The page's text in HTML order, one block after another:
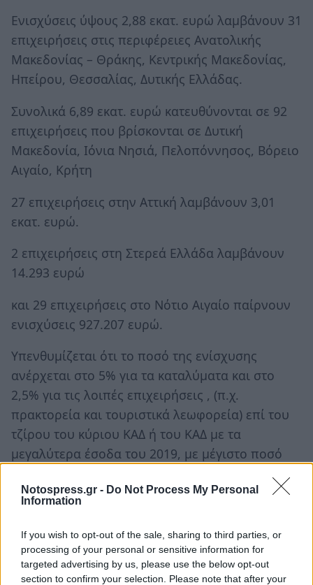
Notospress.gr - Do Not Process My Personal
Information
If you wish to opt-out of the sale, sharing to third parties, or
processing of your personal or sensitive information for
targeted advertising by us, please use the below opt-out
section to confirm your selection. Please note that after your
Ενισχύσεις ύψους 2,88 εκατ. ευρώ λαμβάνουν 31
επιχειρήσεις στις περιφέρειες Ανατολικής
Μακεδονίας – Θράκης, Κεντρικής Μακεδονίας,
Ηπείρου, Θεσσαλίας, Δυτικής Ελλάδας.
Συνολικά 6,89 εκατ. ευρώ κατευθύνονται σε 92
επιχειρήσεις που βρίσκονται σε Δυτική
Μακεδονία, Ιόνια Νησιά, Πελοπόννησος, Βόρειο
Αιγαίο, Κρήτη
27 επιχειρήσεις στην Αττική λαμβάνουν 3,01
εκατ. ευρώ.
2 επιχειρήσεις στη Στερεά Ελλάδα λαμβάνουν
14.293 ευρώ
και 29 επιχειρήσεις στο Νότιο Αιγαίο παίρνουν
ενισχύσεις 927.207 ευρώ.
Υπενθυμίζεται ότι το ποσό της ενίσχυσης
ανέρχεται στο 5% για τα καταλύματα και στο
2,5% για τις λοιπές επιχειρήσεις , (π.χ.
πρακτορεία και τουριστικά λεωφορεία) επί του
τζίρου του κύριου ΚΑΔ ή του ΚΑΔ με τα
μεγαλύτερα έσοδα του 2019, με μέγιστο ποσό
κριτήρια είναι η μείωση ετήσιου τζίρου 2020 σε
Ακολουθήστε τοnotospress.grστο Google News και
μάθετε πρώτοιόλες τις ειδήσεις